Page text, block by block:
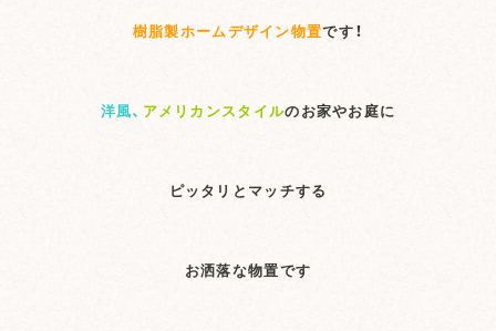
樹脂製ホームデザイン物置です！
洋風、 アメリカンスタイルのお家やお庭に
ピッタリとマッチする
お洒落な物置です